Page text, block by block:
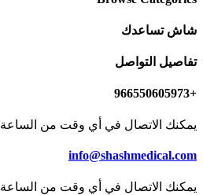
شاش تساعدك
تفاصيل التواصل
+966550605973
يمكنك الاتصال في أي وقت من الساعة 9 صباحًا حتى 6 مساءً.
info@shashmedical.com
يمكنك الاتصال في أي وقت من الساعة 9 صباحًا حتى 6 مساءً.